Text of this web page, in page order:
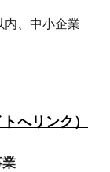
内、中小企業
へリンク）